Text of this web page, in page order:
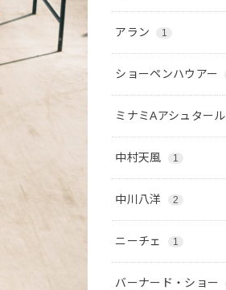
アラン 1
ショーペンハウアー
ミナミAアシュタール
中村天風 1
中川八洋 2
ニーチェ 1
バーナード・ショー